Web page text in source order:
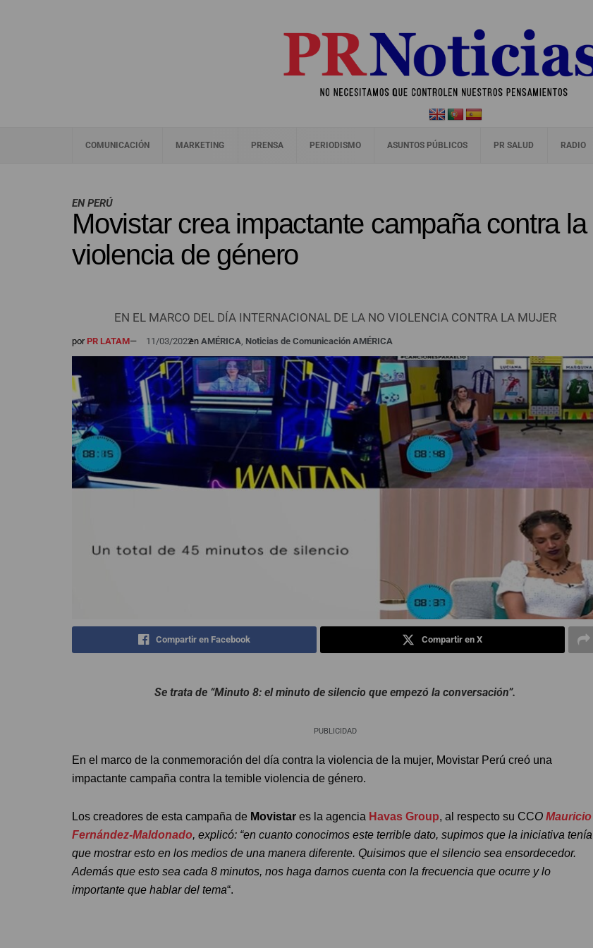
COMUNICACIÓN MARKETING PRENSA PERIODISMO ASUNTOS PÚBLICOS PR SALUD RADIO
EN PERÚ
Movistar crea impactante campaña contra la
violencia de género
EN EL MARCO DEL DÍA INTERNACIONAL DE LA NO VIOLENCIA CONTRA LA MUJER
porPR LATAM— 11/03/2022en AMÉRICA Noticias de Comunicación AMÉRICA
Compartir en Facebook Compartir en X
Se trata de “Minuto 8: el minuto de silencio que empezó la conversación”.
PUBLICIDAD
En el marco de la conmemoración del día contra la violencia de la mujer, Movistar Perú creó una
impactante campaña contra la temible violencia de género.
Los creadores de esta campaña de Movistar es la agencia Havas Group, al respecto su CCO Mauricio
Fernández-Maldonado, explicó: “en cuanto conocimos este terrible dato, supimos que la iniciativa tenía
que mostrar esto en los medios de una manera diferente. Quisimos que el silencio sea ensordecedor.
Además que esto sea cada 8 minutos, nos haga darnos cuenta con la frecuencia que ocurre y lo
importante que hablar del tema“.